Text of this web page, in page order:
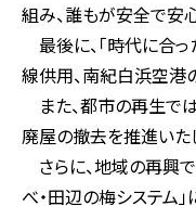
組み、誰もが安全で安
最後に、「時代に合
線供用、南紀白浜空港
また、都市の再生で
廃屋の撤去を推進いた
さらに、地域の再興
べ・田辺の梅システム